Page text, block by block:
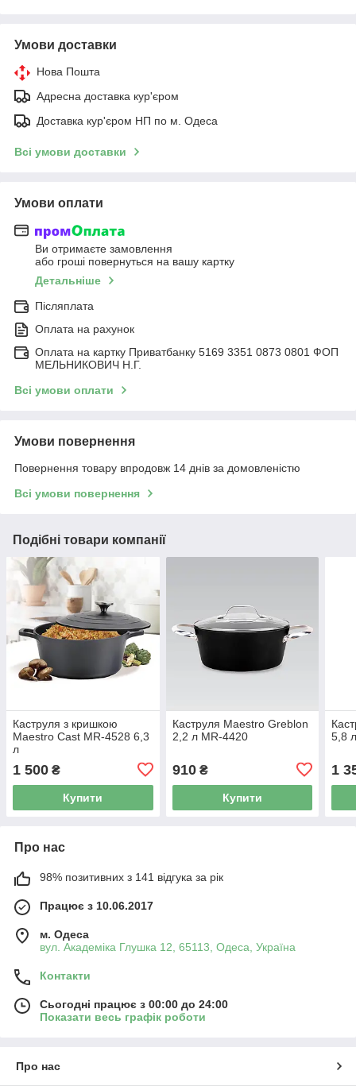
Умови доставки
Нова Пошта
Адресна доставка кур'єром
Доставка кур'єром НП по м. Одеса
Всі умови доставки
Умови оплати
Ви отримаєте замовлення
або гроші повернуться на вашу картку
Детальніше
Післяплата
Оплата на рахунок
Оплата на картку Приватбанку 5169 3351 0873 0801 ФОП
МЕЛЬНИКОВИЧ Н.Г.
Всі умови оплати
Умови повернення
Повернення товару впродовж 14 днів за домовленістю
Всі умови повернення
Подібні товари компанії
Каструля з кришкою
Maestro Cast MR-4528 6,3
л
1 500 ₴
Купити
Каструля Maestro Greblon
2,2 л MR-4420
910₴
Купити
5,8
1
Про нас
98% позитивних з 141 відгука за рік
Працює з 10.06.2017
м. Одеса
вул. Академіка Глушка 12, 65113, Одеса, Україна
Контакти
Сьогодні працює з 00:00 до 24:00
Показати весь графік роботи
Про нас